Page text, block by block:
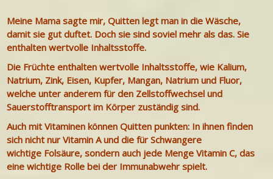
Meine Mama sagte mir, Quitten legt man in die Wäsche,
damit sie gut duftet. Doch sie sind soviel mehr als das. Sie
enthalten wertvolle Inhaltsstoffe.
Die Früchte enthalten wertvolle Inhaltsstoffe, wie Kalium,
Natrium, Zink, Eisen, Kupfer, Mangan, Natrium und Fluor,
welche unter anderem für den Zellstoffwechsel und
Sauerstofftransport im Körper zuständig sind.
Auch mit Vitaminen können Quitten punkten: In ihnen finden
sich nicht nur Vitamin A und die für Schwangere
wichtige Folsäure, sondern auch jede Menge Vitamin C, das
eine wichtige Rolle bei der Immunabwehr spielt.